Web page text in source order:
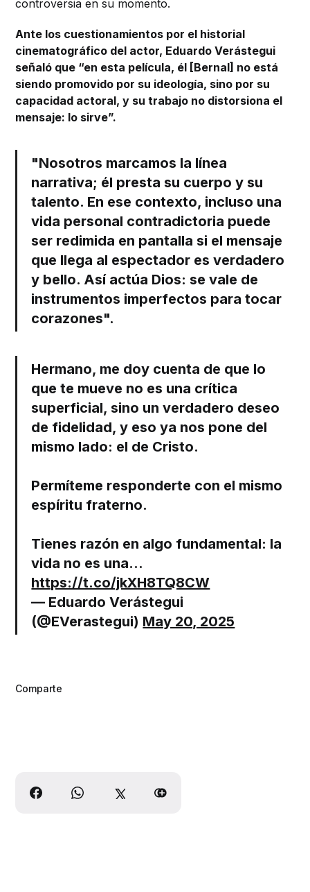
controversia en su momento.
Ante los cuestionamientos por el historial
cinematográfico del actor, Eduardo Verástegui
señaló que “en esta película, él [Bernal] no está
siendo promovido por su ideología, sino por su
capacidad actoral, y su trabajo no distorsiona el
mensaje: lo sirve”.
"Nosotros marcamos la línea
narrativa; él presta su cuerpo y su
talento. En ese contexto, incluso una
vida personal contradictoria puede
ser redimida en pantalla si el mensaje
que llega al espectador es verdadero
y bello. Así actúa Dios: se vale de
instrumentos imperfectos para tocar
corazones".
Hermano, me doy cuenta de que lo
que te mueve no es una crítica
superficial, sino un verdadero deseo
de fidelidad, y eso ya nos pone del
mismo lado: el de Cristo.
Permíteme responderte con el mismo
espíritu fraterno.
Tienes razón en algo fundamental: la
vida no es una…
https://t.co/jkXH8TQ8CW
— Eduardo Verástegui
(@EVerastegui) May 20, 2025
Comparte